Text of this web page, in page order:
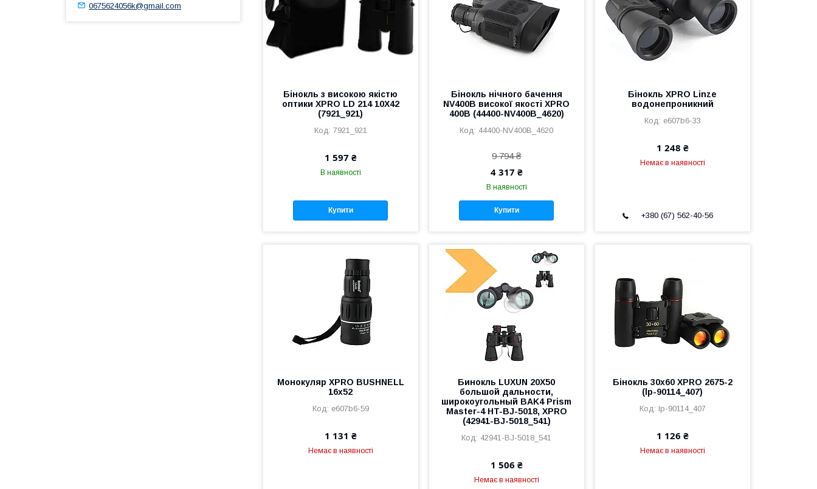
Бінокль з високою якістю
оптики XPRO LD 214 10X42
(7921_921)
7921_921
1 597 ₴
В наявності
Купити
Бінокль нічного бачення
NV400B високої якості XPRO
400B (44400-NV400B_4620)
44400-NV400B_4620
9 794 ₴
4 317 ₴
В наявності
Купити
Бінокль XPRO Linze
водонепроникний
e607b6-33
1 248 ₴
Немає в наявності
+380 (67) 562-40-56
Монокуляр XPRO BUSHNELL
16x52
e607b6-59
1 131 ₴
Немає в наявності
Бинокль LUXUN 20X50
большой дальности,
широкоугольный BAK4 Prism
Master-4 HT-BJ-5018, XPRO
(42941-BJ-5018_541)
42941-BJ-5018_541
1 506 ₴
Немає в наявності
Бінокль 30x60 XPRO 2675-2
(lp-90114_407)
lp-90114_407
1 126 ₴
Немає в наявності
0675624056k@gmail.com